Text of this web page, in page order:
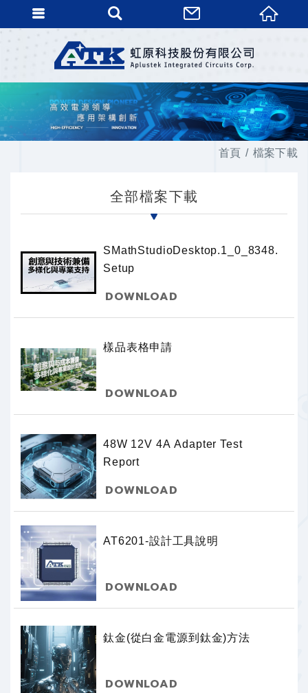
首頁 檔案下載
全部檔案下載
SMathStudioDesktop.1_0_8348.
Setup
DOWNLOAD
樣品表格申請
DOWNLOAD
48W 12V 4A Adapter Test
Report
DOWNLOAD
AT6201-設計工具說明
DOWNLOAD
鈦金(從白金電源到鈦金)方法
DOWNLOAD